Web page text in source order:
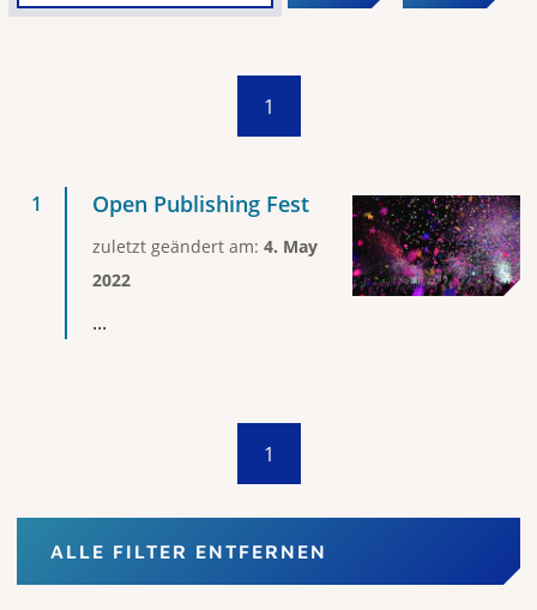
1
Open Publishing Fest
zuletzt geändert am: 4. May
2022
...
1
ALLE FILTER ENTFERNEN